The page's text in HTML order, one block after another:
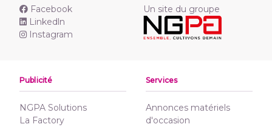
Facebook
Linkedln
Instagram
Un site du groupe
Publicité
NGPA Solutions
La Factory
Services
Annonces matériels
d'occasion